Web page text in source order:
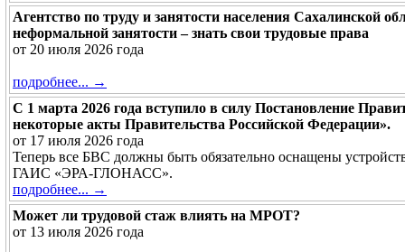
Агентство по труду и занятости населения Сахалинской
неформальной занятости – знать свои трудовые права
от 20 июля 2026 года
подробнее... →
С 1 марта 2026 года вступило в силу Постановление
некоторые акты Правительства Российской Федерации».
от 17 июля 2026 года
Теперь все БВС должны быть обязательно оснащены
ГАИС «ЭРА-ГЛОНАСС».
подробнее... →
Может ли трудовой стаж влиять на МРОТ?
от 13 июля 2026 года